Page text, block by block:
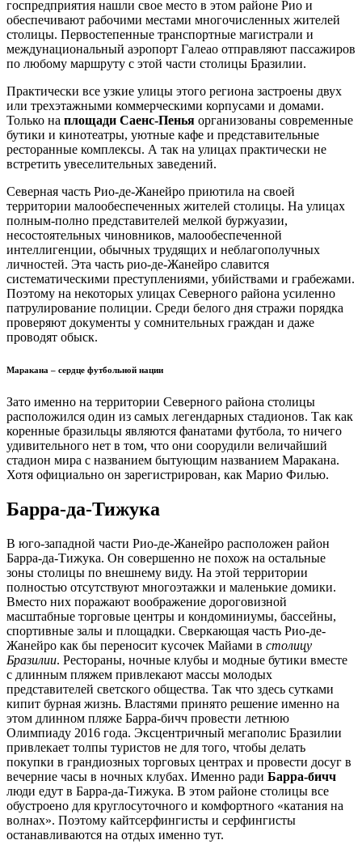
госпредприятия нашли свое место в этом районе Рио и
обеспечивают рабочими местами многочисленных жителей
столицы. Первостепенные транспортные магистрали и
междунациональный аэропорт Галеао отправляют пассажиров
по любому маршруту с этой части столицы Бразилии.
Практически все узкие улицы этого региона застроены двух
или трехэтажными коммерческими корпусами и домами.
Только на площади Саенс-Пенья организованы современные
бутики и кинотеатры, уютные кафе и представительные
ресторанные комплексы. А так на улицах практически не
встретить увеселительных заведений.
Северная часть Рио-де-Жанейро приютила на своей
территории малообеспеченных жителей столицы. На улицах
полным-полно представителей мелкой буржуазии,
несостоятельных чиновников, малообеспеченной
интеллигенции, обычных трудящих и неблагополучных
личностей. Эта часть рио-де-Жанейро славится
систематическими преступлениями, убийствами и грабежами.
Поэтому на некоторых улицах Северного района усиленно
патрулирование полиции. Среди белого дня стражи порядка
проверяют документы у сомнительных граждан и даже
проводят обыск.
Маракана – сердце футбольной нации
Зато именно на территории Северного района столицы
расположился один из самых легендарных стадионов. Так как
коренные бразильцы являются фанатами футбола, то ничего
удивительного нет в том, что они соорудили величайший
стадион мира с названием бытующим названием Маракана.
Хотя официально он зарегистрирован, как Марио Филью.
Барра-да-Тижука
В юго-западной части Рио-де-Жанейро расположен район
Барра-да-Тижука. Он совершенно не похож на остальные
зоны столицы по внешнему виду. На этой территории
полностью отсутствуют многоэтажки и маленькие домики.
Вместо них поражают воображение дороговизной
масштабные торговые центры и кондоминиумы, бассейны,
спортивные залы и площадки. Сверкающая часть Рио-де-
Жанейро как бы переносит кусочек Майами в столицу
Бразилии. Рестораны, ночные клубы и модные бутики вместе
с длинным пляжем привлекают массы молодых
представителей светского общества. Так что здесь сутками
кипит бурная жизнь. Властями принято решение именно на
этом длинном пляже Барра-бичч провести летнюю
Олимпиаду 2016 года. Эксцентричный мегаполис Бразилии
привлекает толпы туристов не для того, чтобы делать
покупки в грандиозных торговых центрах и провести досуг в
вечерние часы в ночных клубах. Именно ради Барра-бичч
люди едут в Барра-да-Тижука. В этом районе столицы все
обустроено для круглосуточного и комфортного «катания на
волнах». Поэтому кайтсерфингисты и серфингисты
останавливаются на отдых именно тут.